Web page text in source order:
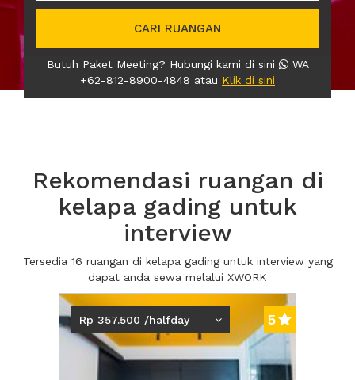
CARI RUANGAN
Butuh Paket Meeting? Hubungi kami di sini
WA
+62-812-8900-4848 atau Klik di sini
Rekomendasi ruangan di
kelapa gading untuk
interview
Tersedia 16 ruangan di kelapa gading untuk interview yang
dapat anda sewa melalui XWORK
Rp 357.500 /halfday 5